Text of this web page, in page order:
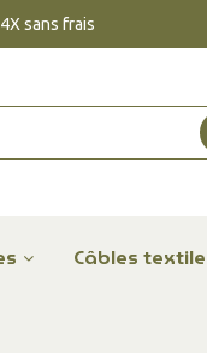
sans frais
Câbles